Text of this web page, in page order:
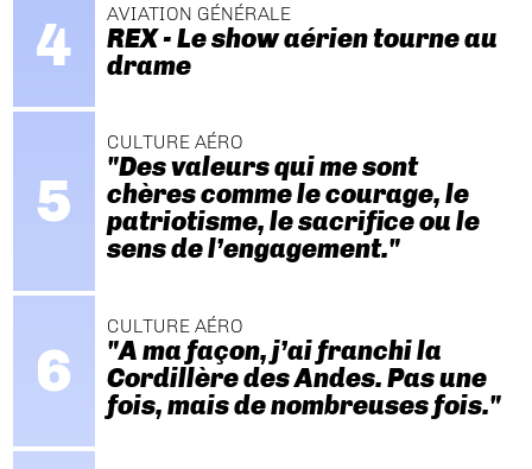
AVIATION GÉNÉRALE
REX - Le show aérien tourne au
drame
CULTURE AÉRO
"Des valeurs qui me sont
chères comme le courage, le
patriotisme, le sacrifice ou le
sens de l’engagement."
CULTURE AÉRO
"A ma façon, j’ai franchi la
Cordillère des Andes. Pas une
fois, mais de nombreuses fois."